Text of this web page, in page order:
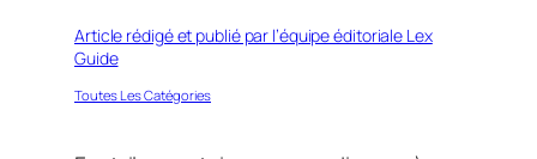
Article rédigé et publié par l’équipe éditoriale Lex
Guide
Toutes Les Catégories